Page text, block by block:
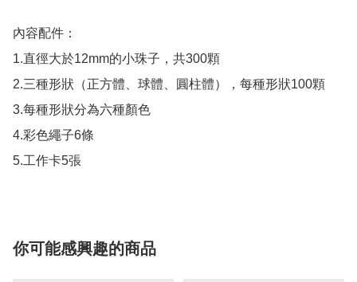
內容配件：
1.直徑大於12mm的小珠子，共300顆
2.三種形狀（正方體、球體、圓柱體），每種形狀100顆
3.每種形狀分為六種顏色
4.彩色繩子6條
5.工作卡5張
你可能感興趣的商品